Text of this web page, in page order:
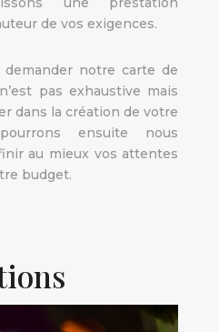
de vos exigences.
demander notre carte de
pas exhaustive mais
dans la création de votre
ensuite nous
au mieux vos attentes
budget.